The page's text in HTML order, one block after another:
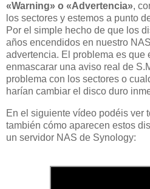
«Warning» o «Advertencia»,
los sectores y estemos a punto
Por el simple hecho de que los
años encendidos en nuestro
advertencia. El problema es que
enmascarar una aviso real de
problema con los sectores o
harían cambiar el disco duro
En el siguiente vídeo podéis ver
también cómo aparecen estos
un servidor NAS de Synology: